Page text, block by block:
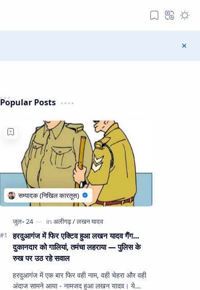
Popular Posts
हरदुआगंज में फिर एक्टिव हुआ लखन यादव गैंग...
दुकानदार को गालियां, तमंचा लहराया — पुलिस के
रुख पर उठ रहे सवाल
हरदुआगंज में एक बार फिर वही नाम, वही चेहरा और वही
अंदाज सामने आया - नामजद हुआ लखन यादव। ये